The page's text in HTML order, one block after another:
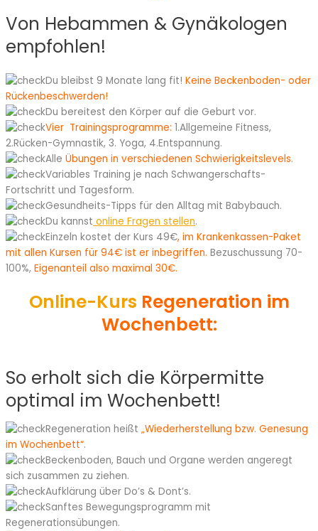
Von Hebammen & Gynäkologen
empfohlen!
Du bleibst 9 Monate lang fit! Keine Beckenboden- oder
Rückenbeschwerden!
Du bereitest den Körper auf die Geburt vor.
Vier Trainingsprogramme: 1.Allgemeine Fitness,
2.Rücken-Gymnastik, 3. Yoga, 4.Entspannung.
Alle Übungen in verschiedenen Schwierigkeitslevels.
Variables Training je nach Schwangerschafts-
Fortschritt und Tagesform.
Gesundheits-Tipps für den Alltag mit Babybauch.
Du kannst online Fragen stellen.
Einzeln kostet der Kurs 49€, im Krankenkassen-Paket
mit allen Kursen für 94€ ist er inbegriffen. Bezuschussung 70-
100%, Eigenanteil also maximal 30€.
Online-Kurs Regeneration im
Wochenbett:
So erholt sich die Körpermitte
optimal im Wochenbett!
Regeneration heißt „Wiederherstellung bzw. Genesung
im Wochenbett“.
Beckenboden, Bauch und Organe werden angeregt
sich zusammen zu ziehen.
Aufklärung über Do’s & Dont’s.
Sanftes Bewegungsprogramm mit
Regenerationsübungen.